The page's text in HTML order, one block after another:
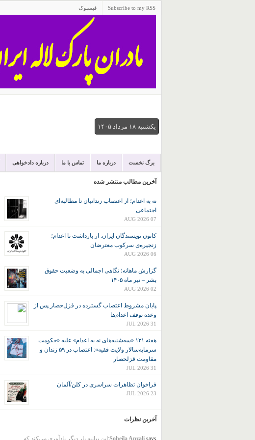
Subscribe to my RSS فیسبوک
يكشنبه ۱۸ مرداد ۱۴۰۵
برگ نخست درباره ما تماس با ما درباره دادخواهی
آخرین مطالب منتشر شده
نه به اعدام؛ از اعتصاب زندانیان تا مطالبه‌ای
اجتماعی
07 AUG 2026
کانون نويسندگان ايران: از بازداشت تا اعدام؛
زنجیره‌ی سرکوب معترضان
06 AUG 2026
گزارش ماهانه؛ نگاهی اجمالی به وضعیت حقوق
بشر – تیر ماه ۱۴۰۵
02 AUG 2026
پایان مشروط اعتصاب گسترده در قزل‌حصار پس از
وعده توقف اعدام‌ها
31 JUL 2026
هفته ۱۳۱ «سه‌شنبه‌های نه به اعدام» علیه «حکومت
سرمایه‌سالار ولایت فقیه»: اعتصاب در ۵۹ زندان و
مقاومت قزلحصار
31 JUL 2026
فراخوان تظاهرات سراسری در کلن/آلمان
23 JUL 2026
آخرین نظرات
Soheila Anzalisays: این بیانیه بار دیگر یادآوری می‌کند که